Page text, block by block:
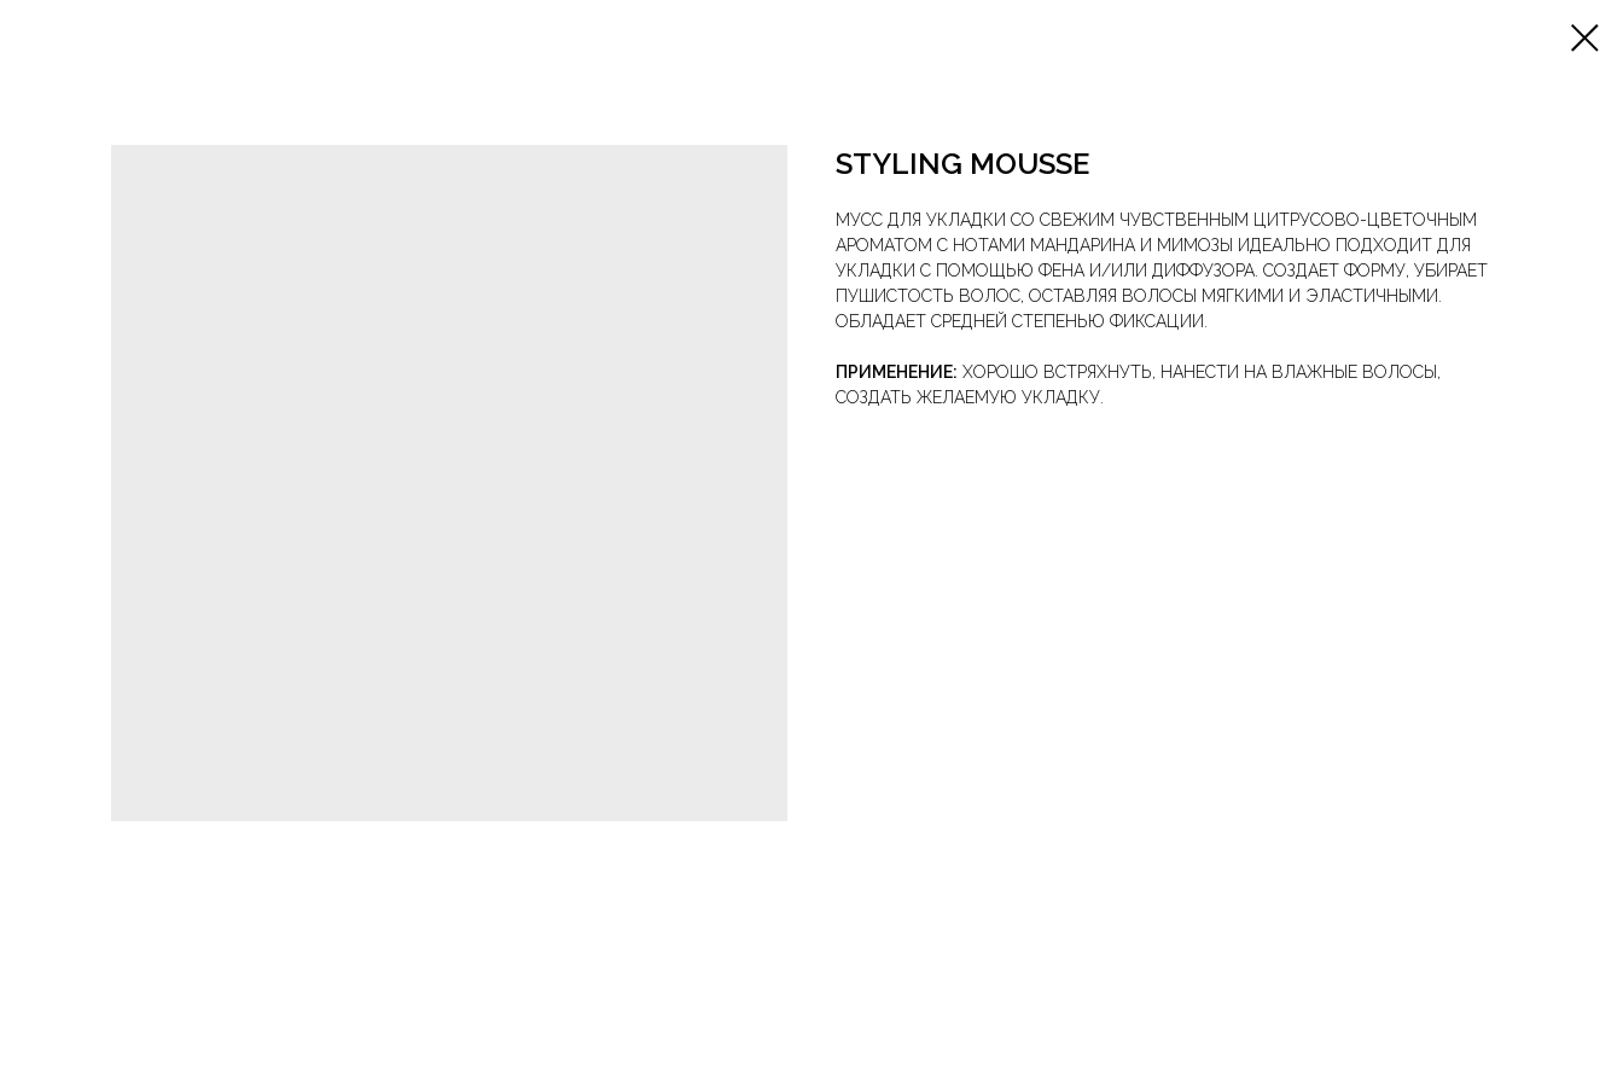
STYLING MOUSSE
МУСС ДЛЯ УКЛАДКИ СО СВЕЖИМ ЧУВСТВЕННЫМ ЦИТРУСОВО-ЦВЕТОЧНЫМ
АРОМАТОМ С НОТАМИ МАНДАРИНА И МИМОЗЫ ИДЕАЛЬНО ПОДХОДИТ ДЛЯ
УКЛАДКИ С ПОМОЩЬЮ ФЕНА И/ИЛИ ДИФФУЗОРА. СОЗДАЕТ ФОРМУ, УБИРАЕТ
ПУШИСТОСТЬ ВОЛОС, ОСТАВЛЯЯ ВОЛОСЫ МЯГКИМИ И ЭЛАСТИЧНЫМИ.
ОБЛАДАЕТ СРЕДНЕЙ СТЕПЕНЬЮ ФИКСАЦИИ.
ПРИМЕНЕНИЕ: ХОРОШО ВСТРЯХНУТЬ, НАНЕСТИ НА ВЛАЖНЫЕ ВОЛОСЫ,
СОЗДАТЬ ЖЕЛАЕМУЮ УКЛАДКУ.